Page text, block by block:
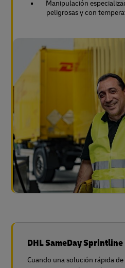
Manipulación
peligrosas y con
DHL SameDay Sprintline
Cuando una solución rápida